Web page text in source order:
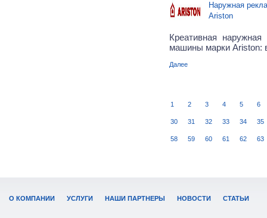
Наружная
Ariston
Креативная
машины марки Ariston:
Далее
1 2 3 4 5 6
30 31 32 33 34 35
58 59 60 61 62 63
О КОМПАНИИ УСЛУГИ НАШИ ПАРТНЕРЫ НОВОСТИ СТАТЬИ